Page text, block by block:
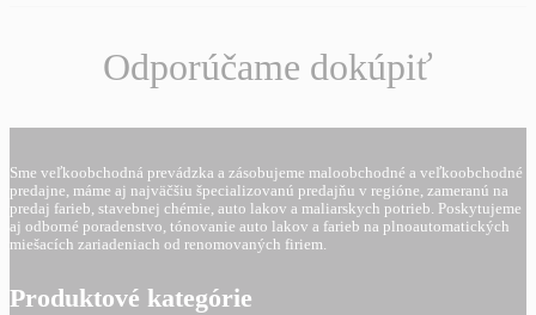
Odporúčame dokúpiť
Sme veľkoobchodná prevádzka a zásobujeme maloobchodné a veľkoobchodné
predajne, máme aj najväčšiu špecializovanú predajňu v regióne, zameranú na
predaj farieb, stavebnej chémie, auto lakov a maliarskych potrieb. Poskytujeme
aj odborné poradenstvo, tónovanie auto lakov a farieb na plnoautomatických
miešacích zariadeniach od renomovaných firiem.
Produktové kategórie